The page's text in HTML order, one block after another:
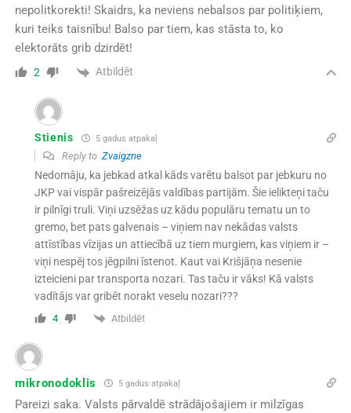
nepolitkorekti! Skaidrs, ka neviens nebalsos par politiķiem,
kuri teiks taisnību! Balso par tiem, kas stāsta to, ko
elektorāts grib dzirdēt!
2 Atbildēt
Stienis 5 gadus atpakaļ
Reply to Zvaigzne
Nedomāju, ka jebkad atkal kāds varētu balsot par jebkuru no
JKP vai vispār pašreizējās valdības partijām. Šie ielikteņi taču
ir pilnīgi truli. Viņi uzsēžas uz kādu populāru tematu un to
gremo, bet pats galvenais – viņiem nav nekādas valsts
attīstības vīzijas un attiecībā uz tiem murgiem, kas viņiem ir –
viņi nespēj tos jēgpilni īstenot. Kaut vai Krišjāņa nesenie
izteicieni par transporta nozari. Tas taču ir vāks! Kā valsts
vadītājs var gribēt norakt veselu nozari???
4 Atbildēt
mikronodoklis 5 gadus atpakaļ
Pareizi saka. Valsts pārvaldē strādājošajiem ir milzīgas